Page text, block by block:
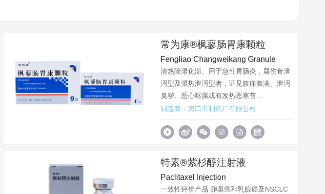
常为康®枫蓼肠胃康颗粒
Fengliao Changweikang Granule
清热除湿化滞。用于急性胃肠炎，属伤食泄
泻型及湿热泄泻型者，证见腹痛腹满、泄泻
臭秽、恶心呕腐或有发热恶寒苔...
制造商：海口市制药厂有限公司
特素®紫杉醇注射液
Paclitaxel Injection
一致性评价产品 卵巢癌和乳腺癌及NSCLC